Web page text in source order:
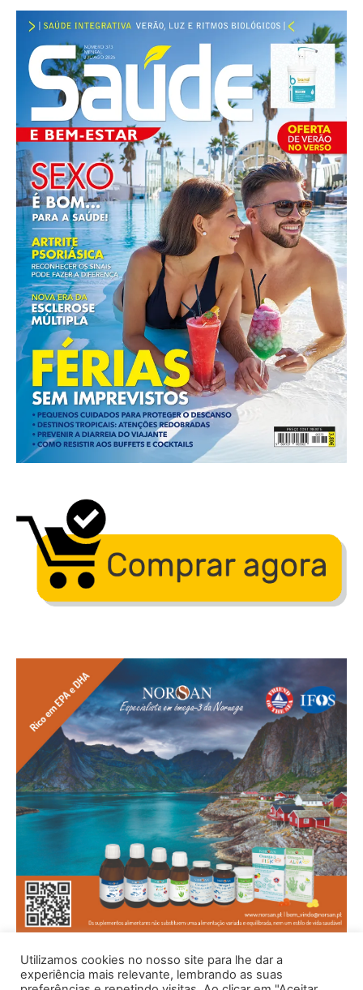
Utilizamos cookies no nosso site para lhe dar a
experiência mais relevante, lembrando as suas